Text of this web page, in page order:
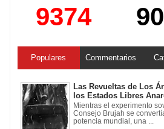
9374
Populares Commentarios
Las Revueltas de Los
los Estados Libres
Mientras el experimento
Consejo Brujah se
potencia mundial, una ...